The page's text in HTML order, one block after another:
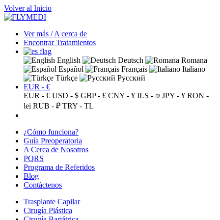
Volver al Inicio
Ver más / A cerca de
Encontrar Tratamientos
English Deutsch
Romana
Español
Français
Italiano
Türkçe
Русский
EUR - €
EUR - € USD - $ GBP - £ CNY - ¥ ILS - ₪ JPY - ¥ RON -
lei RUB - ₽ TRY - TL
¿Cómo funciona?
Guía Preoperatoria
A Cerca de Nosotros
PQRS
Programa de Referidos
Blog
Contáctenos
Trasplante Capilar
Cirugía Plástica